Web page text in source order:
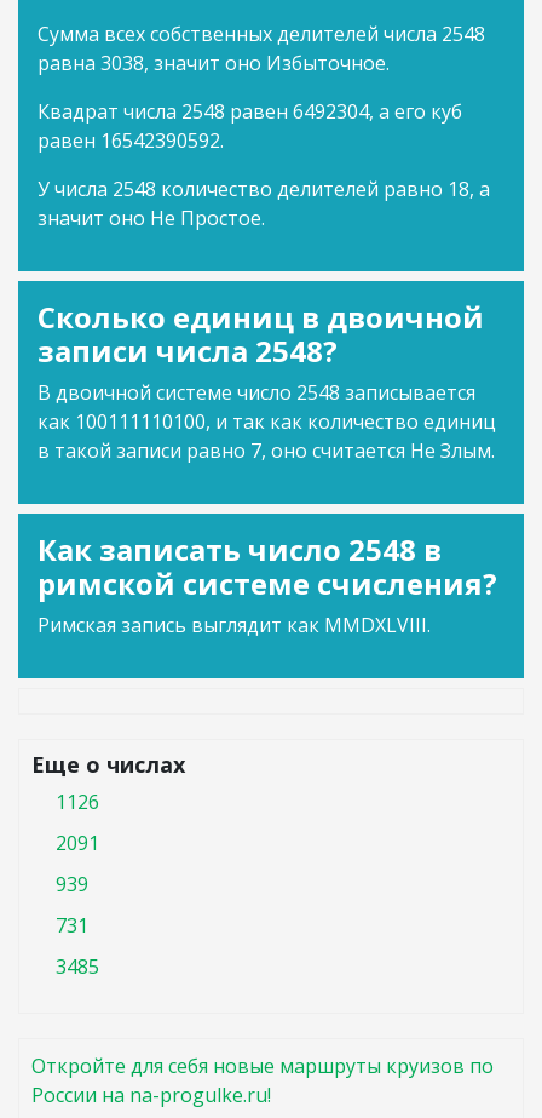
Сумма всех собственных делителей числа 2548
равна 3038, значит оно Избыточное.
Квадрат числа 2548 равен 6492304, а его куб
равен 16542390592.
У числа 2548 количество делителей равно 18, а
значит оно Не Простое.
Сколько единиц в двоичной
записи числа 2548?
В двоичной системе число 2548 записывается
как 100111110100, и так как количество единиц
в такой записи равно 7, оно считается Не Злым.
Как записать число 2548 в
римской системе счисления?
Римская запись выглядит как MMDXLVIII.
Еще о числах
1126
2091
939
731
3485
Откройте для себя новые маршруты круизов по
России на na-progulke.ru!